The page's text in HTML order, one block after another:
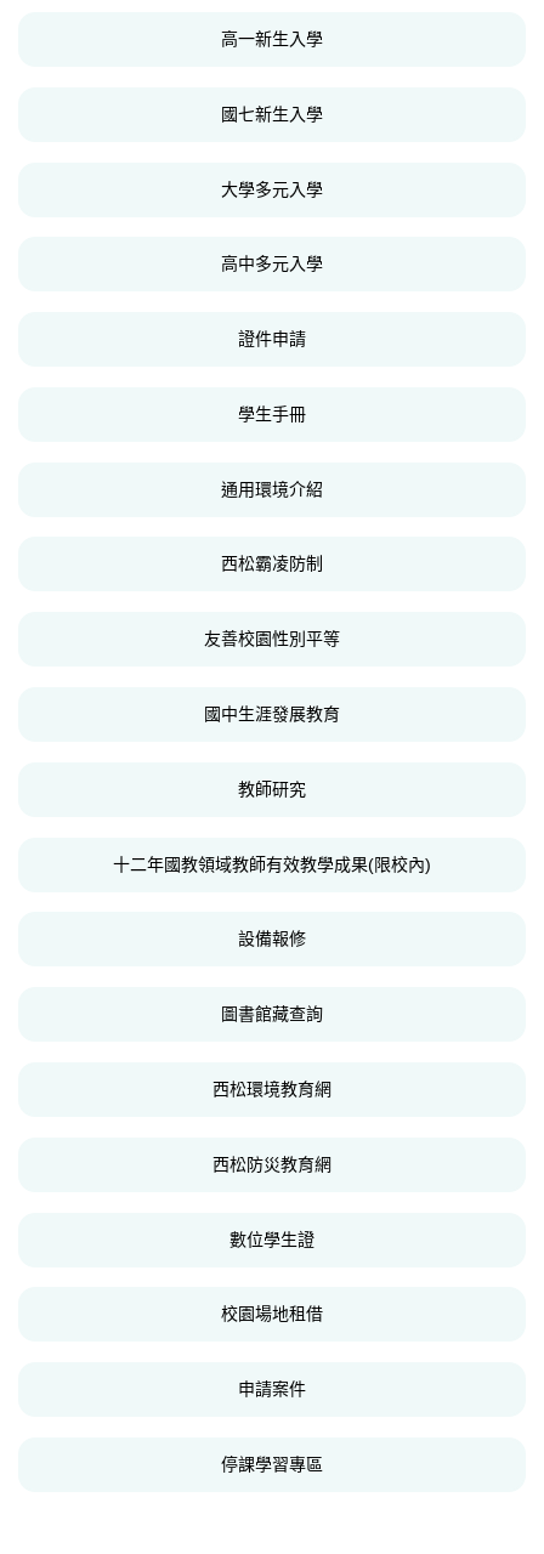
高一新生入學
國七新生入學
大學多元入學
高中多元入學
證件申請
學生手冊
通用環境介紹
西松霸凌防制
友善校園性別平等
國中生涯發展教育
教師研究
十二年國教領域教師有效教學成果(限校內)
設備報修
圖書館藏查詢
西松環境教育網
西松防災教育網
數位學生證
校園場地租借
申請案件
停課學習專區